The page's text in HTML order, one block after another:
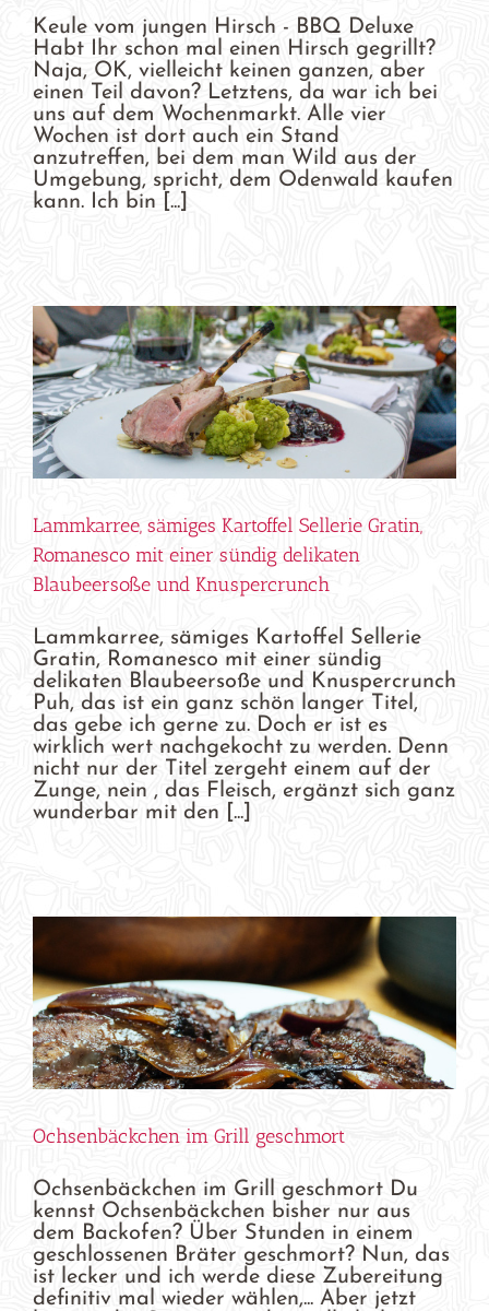
Keule vom jungen Hirsch - BBQ Deluxe
Habt Ihr schon mal einen Hirsch gegrillt?
Naja, OK, vielleicht keinen ganzen, aber
einen Teil davon? Letztens, da war ich bei
uns auf dem Wochenmarkt. Alle vier
Wochen ist dort auch ein Stand
anzutreffen, bei dem man Wild aus der
Umgebung, spricht, dem Odenwald kaufen
kann. Ich bin [...]
Lammkarree, sämiges Kartoffel Sellerie Gratin,
Romanesco mit einer sündig delikaten
Blaubeersoße und Knuspercrunch
Lammkarree, sämiges Kartoffel Sellerie
Gratin, Romanesco mit einer sündig
delikaten Blaubeersoße und Knuspercrunch
Puh, das ist ein ganz schön langer Titel,
das gebe ich gerne zu. Doch er ist es
wirklich wert nachgekocht zu werden. Denn
nicht nur der Titel zergeht einem auf der
Zunge, nein , das Fleisch, ergänzt sich ganz
wunderbar mit den [...]
Ochsenbäckchen im Grill geschmort
Ochsenbäckchen im Grill geschmort Du
kennst Ochsenbäckchen bisher nur aus
dem Backofen? Über Stunden in einem
geschlossenen Bräter geschmort? Nun, das
ist lecker und ich werde diese Zubereitung
definitiv mal wieder wählen,... Aber jetzt